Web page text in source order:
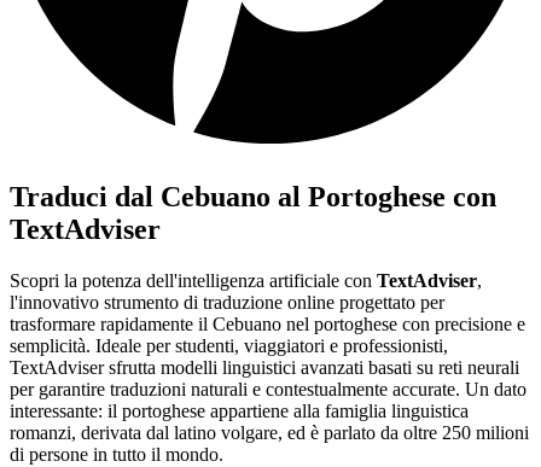
Traduci dal Cebuano al Portoghese con
TextAdviser
Scopri la potenza dell'intelligenza artificiale con TextAdviser,
l'innovativo strumento di traduzione online progettato per
trasformare rapidamente il Cebuano nel portoghese con precisione e
semplicità. Ideale per studenti, viaggiatori e professionisti,
TextAdviser sfrutta modelli linguistici avanzati basati su reti neurali
per garantire traduzioni naturali e contestualmente accurate. Un dato
interessante: il portoghese appartiene alla famiglia linguistica
romanzi, derivata dal latino volgare, ed è parlato da oltre 250 milioni
di persone in tutto il mondo.